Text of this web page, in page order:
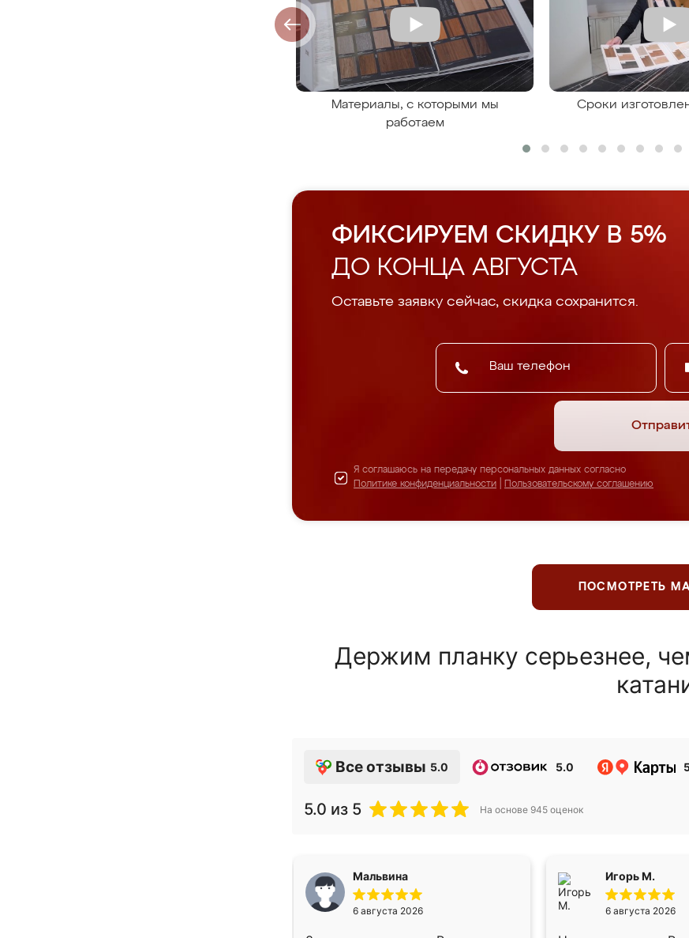
Материалы, с которыми мы
работаем
Сроки
ФИКСИРУЕМ СКИДКУ В 5%
ДО КОНЦА АВГУСТА
Оставьте заявку сейчас, скидка сохранится.
Я соглашаюсь на передачу персональных данных согласно
Политике конфиденциальности
Пользовательскому соглашению
ПОСМОТРЕТЬ
Держим планку серьезнее,
Все отзывы 5.0 5.0
5.0 из 5 На основе 945 оценок
Мальвина
6 августа 2026
Игорь М.
6 августа 2026